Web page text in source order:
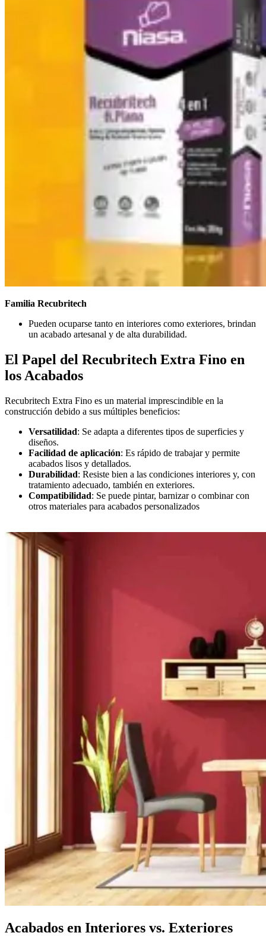
Familia Recubritech
Pueden ocuparse tanto en interiores como exteriores, brindan
un acabado artesanal y de alta durabilidad.
El Papel del Recubritech Extra Fino en
los Acabados
Recubritech Extra Fino es un material imprescindible en la
construcción debido a sus múltiples beneficios:
Versatilidad: Se adapta a diferentes tipos de superficies y
diseños.
Facilidad de aplicación: Es rápido de trabajar y permite
acabados lisos y detallados.
Durabilidad: Resiste bien a las condiciones interiores y, con
tratamiento adecuado, también en exteriores.
Compatibilidad: Se puede pintar, barnizar o combinar con
otros materiales para acabados personalizados
Acabados en Interiores vs. Exteriores